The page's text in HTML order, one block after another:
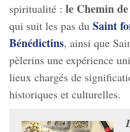
spiritualité : le Chemin
qui suit les pas du Saint
Bénédictins, ainsi que
pèlerins une expérience
lieux chargés de
historiques et culturelles.